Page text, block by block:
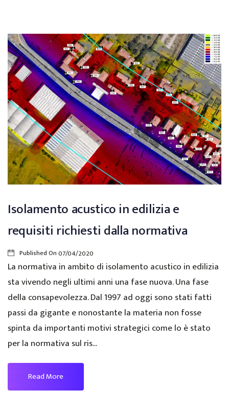
Isolamento acustico in edilizia e
requisiti richiesti dalla normativa
Published On07/04/2020
La normativa in ambito di isolamento acustico in edilizia
sta vivendo negli ultimi anni una fase nuova. Una fase
della consapevolezza. Dal 1997 ad oggi sono stati fatti
passi da gigante e nonostante la materia non fosse
spinta da importanti motivi strategici come lo è stato
per la normativa sul ris...
Read More